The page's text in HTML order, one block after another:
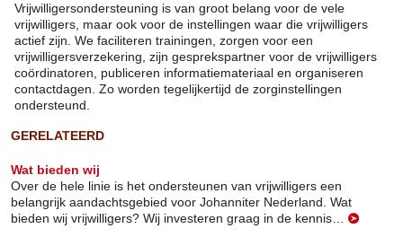
Vrijwilligersondersteuning is van groot belang voor de vele
vrijwilligers, maar ook voor de instellingen waar die vrijwilligers
actief zijn. We faciliteren trainingen, zorgen voor een
vrijwilligersverzekering, zijn gesprekspartner voor de vrijwilligers
coördinatoren, publiceren informatiemateriaal en organiseren
contactdagen. Zo worden tegelijkertijd de zorginstellingen
ondersteund.
GERELATEERD
Wat bieden wij
Over de hele linie is het ondersteunen van vrijwilligers een
belangrijk aandachtsgebied voor Johanniter Nederland. Wat
bieden wij vrijwilligers? Wij investeren graag in de kennis…